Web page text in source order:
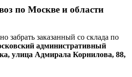
по Москве и области
забрать заказанный со склада по
административный
улица Адмирала Корнилова, 88,